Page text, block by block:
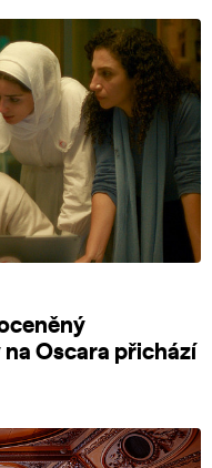
Oscara přichází